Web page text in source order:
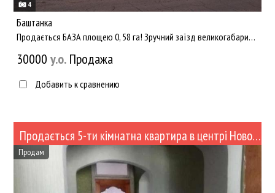
4
Баштанка
Продається БАЗА площею 0, 58 га! Зручний заїзд великогабаритної техніки з двох сторін (з вулиці Полтавської аб...
30000 y.о. Продажа
Добавить к сравнению
Продається 5-ти кімнатна квартира в центрі Нового Буга (№505)
Продам